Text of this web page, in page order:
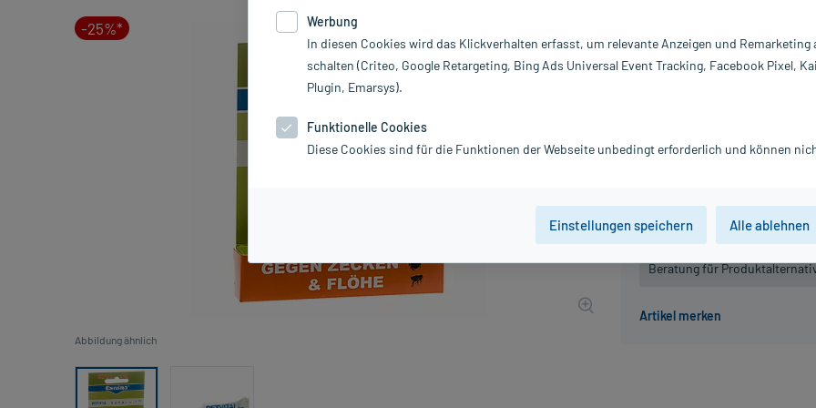
-25%*
Abbildung ähnlich
4,49 € UVP 5,99 €
Beratung für
PZN:
Hersteller:
Werbung
In diesen Cookies wird das Klickverhalten erfasst, um relevante Anzeigen und Remarketing
schalten (Criteo, Google Retargeting, Bing Ads Universal Event Tracking, Facebook Pixel,
Plugin, Emarsys).
Funktionelle Cookies
Diese Cookies sind für die Funktionen der Webseite unbedingt erforderlich und können
Einstellungen speichern Alle ablehnen